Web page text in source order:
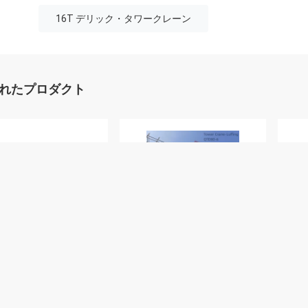
16T デリック・タワークレーン
たプロダクト